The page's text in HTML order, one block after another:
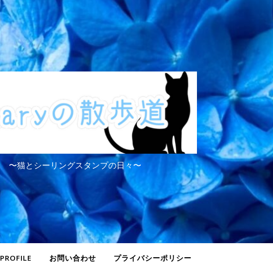
〜猫とシーリングスタンプの日々〜
PROFILE お問い合わせ プライバシーポリシー